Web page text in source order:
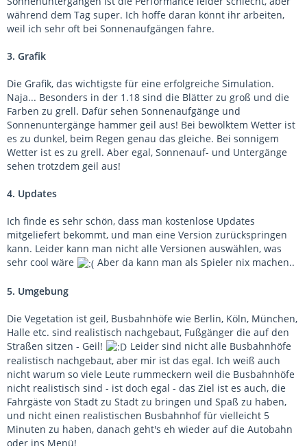
während dem Tag super. Ich hoffe daran könnt ihr arbeiten,
weil ich sehr oft bei Sonnenaufgängen fahre.
3. Grafik
Die Grafik, das wichtigste für eine erfolgreiche Simulation.
Naja... Besonders in der 1.18 sind die Blätter zu groß und die
Farben zu grell. Dafür sehen Sonnenaufgänge und
Sonnenuntergänge hammer geil aus! Bei bewölktem Wetter ist
es zu dunkel, beim Regen genau das gleiche. Bei sonnigem
Wetter ist es zu grell. Aber egal, Sonnenauf- und Untergänge
sehen trotzdem geil aus!
4. Updates
Ich finde es sehr schön, dass man kostenlose Updates
mitgeliefert bekommt, und man eine Version zurückspringen
kann. Leider kann man nicht alle Versionen auswählen, was
sehr cool wäre
Aber da kann man als Spieler nix machen..
5. Umgebung
Die Vegetation ist geil, Busbahnhöfe wie Berlin, Köln, München,
Halle etc. sind realistisch nachgebaut, Fußgänger die auf den
Straßen sitzen - Geil!
Leider sind nicht alle Busbahnhöfe
realistisch nachgebaut, aber mir ist das egal. Ich weiß auch
nicht warum so viele Leute rummeckern weil die Busbahnhöfe
nicht realistisch sind - ist doch egal - das Ziel ist es auch, die
Fahrgäste von Stadt zu Stadt zu bringen und Spaß zu haben,
und nicht einen realistischen Busbahnhof für vielleicht 5
Minuten zu haben, danach geht's eh wieder auf die Autobahn
oder ins Menü!